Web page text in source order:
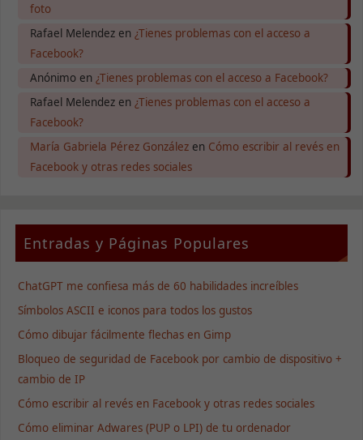
foto
Rafael Melendezen ¿Tienes problemas con el acceso a
Facebook?
Anónimoen ¿Tienes problemas con el acceso a Facebook?
Rafael Melendezen ¿Tienes problemas con el acceso a
Facebook?
María Gabriela Pérez Gonzálezen Cómo escribir al revés en
Facebook y otras redes sociales
Entradas y Páginas Populares
ChatGPT me confiesa más de 60 habilidades increíbles
Símbolos ASCII e iconos para todos los gustos
Cómo dibujar fácilmente flechas en Gimp
Bloqueo de seguridad de Facebook por cambio de dispositivo +
cambio de IP
Cómo escribir al revés en Facebook y otras redes sociales
Cómo eliminar Adwares (PUP o LPI) de tu ordenador
Estas
cookies no
para que
funcione la
Estadísticas
podamos
mejorar la
de la web, en
se usa la